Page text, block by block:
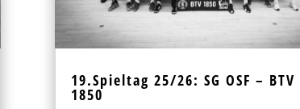
19.Spieltag 25/26: SG OSF – BTV
1850